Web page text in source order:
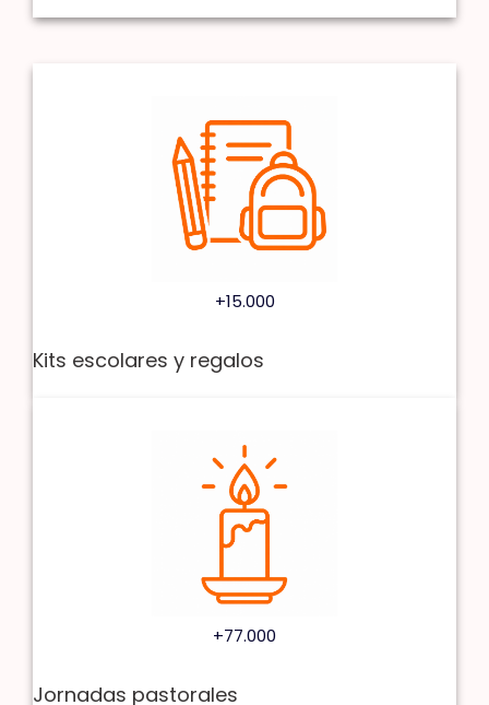
+15.000
Kits escolares y regalos
+77.000
Jornadas pastorales